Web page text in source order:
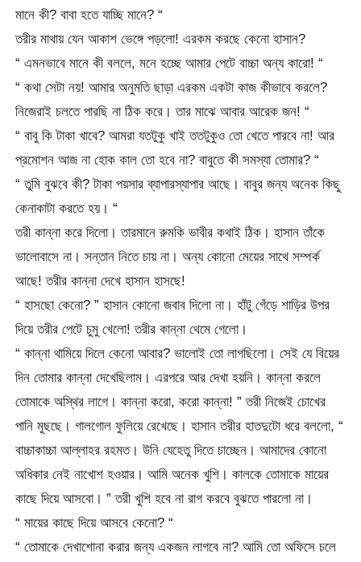
মানে কী? বাবা হতে যাচ্ছি মানে? “
তরীর মাথায় যেন আকাশ ভেঙ্গে পড়লো! এরকম করছে কেনো হাসান?
“ এমনভাবে মানে কী বললে, মনে হচ্ছে আমার পেটে বাচ্চা অন্য কারো! “
“ কথা সেটা নয়! আমার অনুমতি ছাড়া এরকম একটা কাজ কীভাবে করলে?
নিজেরাই চলতে পারছি না ঠিক করে। তার মাঝে আবার আরেক জন! “
“ বাবু কি টাকা খাবে? আমরা যতটুকু খাই ততটুকুও তো খেতে পারবে না! আর
প্রমোশন আজ না হোক কাল তো হবে না? বাবুতে কী সমস্যা তোমার? “
“ তুমি বুঝবে কী? টাকা পয়সার ব্যাপারস্যাপার আছে। বাবুর জন্য অনেক কিছু
কেনাকাটা করতে হয়। “
তরী কান্না করে দিলো। তারমানে রুমকি ভাবীর কথাই ঠিক। হাসান তাঁকে
ভালোবাসে না। সন্তান নিতে চায় না। অন্য কোনো মেয়ের সাথে সম্পর্ক
আছে! তরীর কান্না দেখে হাসান হাসছে!
“ হাসছো কেনো? ” হাসান কোনো জবাব দিলো না। হাঁটু গেঁড়ে শাড়ির উপর
দিয়ে তরীর পেটে চুমু খেলো! তরীর কান্না থেমে গেলো।
“ কান্না থামিয়ে দিলে কেনো আবার? ভালোই তো লাগছিলো। সেই যে বিয়ের
দিন তোমার কান্না দেখেছিলাম। এরপরে আর দেখা হয়নি। কান্না করলে
তোমাকে অস্থির লাগে। কান্না করো, করো কান্না! ” তরী নিজেই চোখের
পানি মুছছে। গালগোল ফুলিয়ে রেখেছে। হাসান তরীর হাতদুটো ধরে বললো, “
বাচ্চাকাচ্চা আল্লাহর রহমত। উনি যেহেতু দিতে চাচ্ছেন। আমাদের কোনো
অধিকার নেই নাখোশ হওয়ার। আমি অনেক খুশি। কালকে তোমাকে মায়ের
কাছে দিয়ে আসবো। ” তরী খুশি হবে না রাগ করবে বুঝতে পারলো না।
“ মায়ের কাছে দিয়ে আসবে কেনো? “
“ তোমাকে দেখাশোনা করার জন্য একজন লাগবে না? আমি তো অফিসে চলে